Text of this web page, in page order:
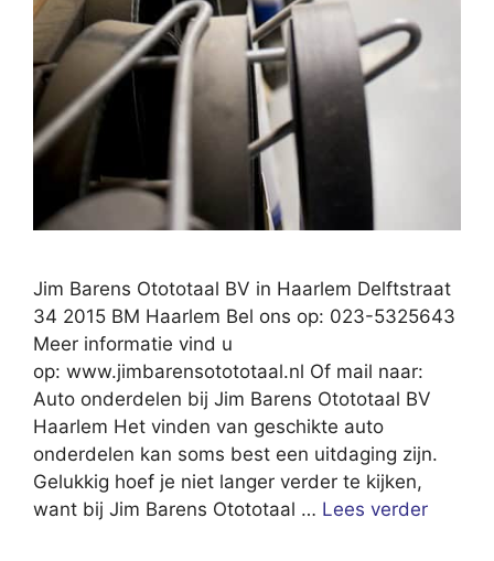
Jim Barens Otototaal BV in Haarlem Delftstraat
34 2015 BM Haarlem Bel ons op: 023-5325643
Meer informatie vind u
op: www.jimbarensotototaal.nl Of mail naar:
Auto onderdelen bij Jim Barens Otototaal BV
Haarlem Het vinden van geschikte auto
onderdelen kan soms best een uitdaging zijn.
Gelukkig hoef je niet langer verder te kijken,
want bij Jim Barens Otototaal … Lees verder